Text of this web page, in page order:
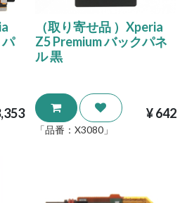
（取り寄せ品 ）Xperia
Z5 Premium バックパネ
ル 黒
¥642
「品番： X3080」